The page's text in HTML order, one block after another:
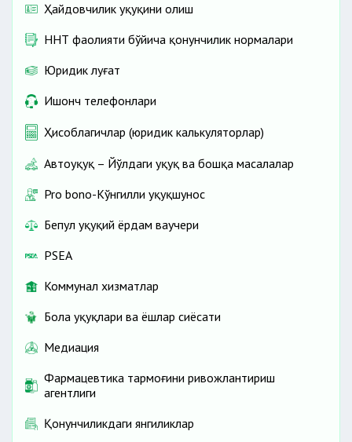
Ҳайдовчилик ҳуқуқини олиш
ННТ фаолияти бўйича қонунчилик нормалари
Юридик луғат
Ишонч телефонлари
Ҳисоблагичлар (юридик калькуляторлар)
Автоҳуқуқ – Йўлдаги ҳуқуқ ва бошқа масалалар
Pro bono-Кўнгилли ҳуқуқшунос
Бепул ҳуқуқий ёрдам ваучери
PSEA
Коммунал хизматлар
Бола ҳуқуқлари ва ёшлар сиёсати
Медиация
Фармацевтика тармоғини ривожлантириш
агентлиги
Қонунчиликдаги янгиликлар